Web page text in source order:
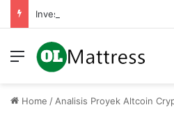
Menu
Home / Analisis Proyek Altcoin